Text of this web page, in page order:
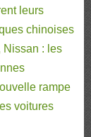
leurs
chinoises
Nissan : les
rampe
voitures